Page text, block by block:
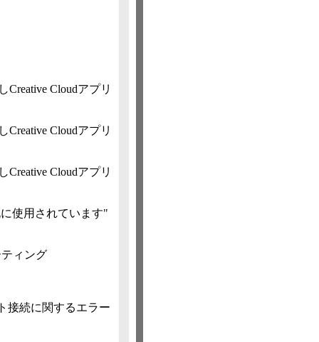
Cloudアプリ
Cloudアプリ
Cloudアプリ
使用されています"
ィング
接続に関するエラー